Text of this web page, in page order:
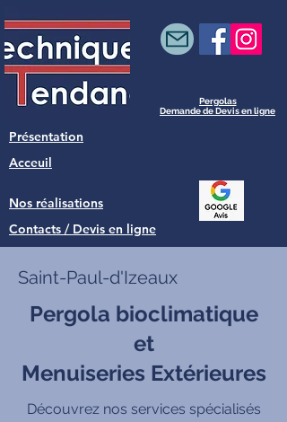
Demande de Devis en ligne
Pergolas
Présentation
Nos réalisations
Contacts / Devis en ligne
Acceuil
Saint-Paul-d'Izeaux
Pergola bioclimatique
et
Menuiseries Extérieures
Découvrez nos services spécialisés